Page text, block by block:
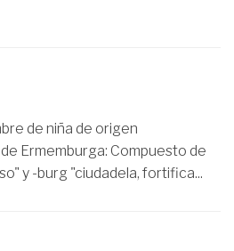
de niña de origen
Ermemburga: Compuesto de
y -burg "ciudadela, fortifica...